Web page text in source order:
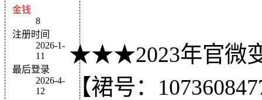
金钱
8
注册时间
2026-1-
11
最后登录
2026-4-
12
★★★2023年官微
【裙号：